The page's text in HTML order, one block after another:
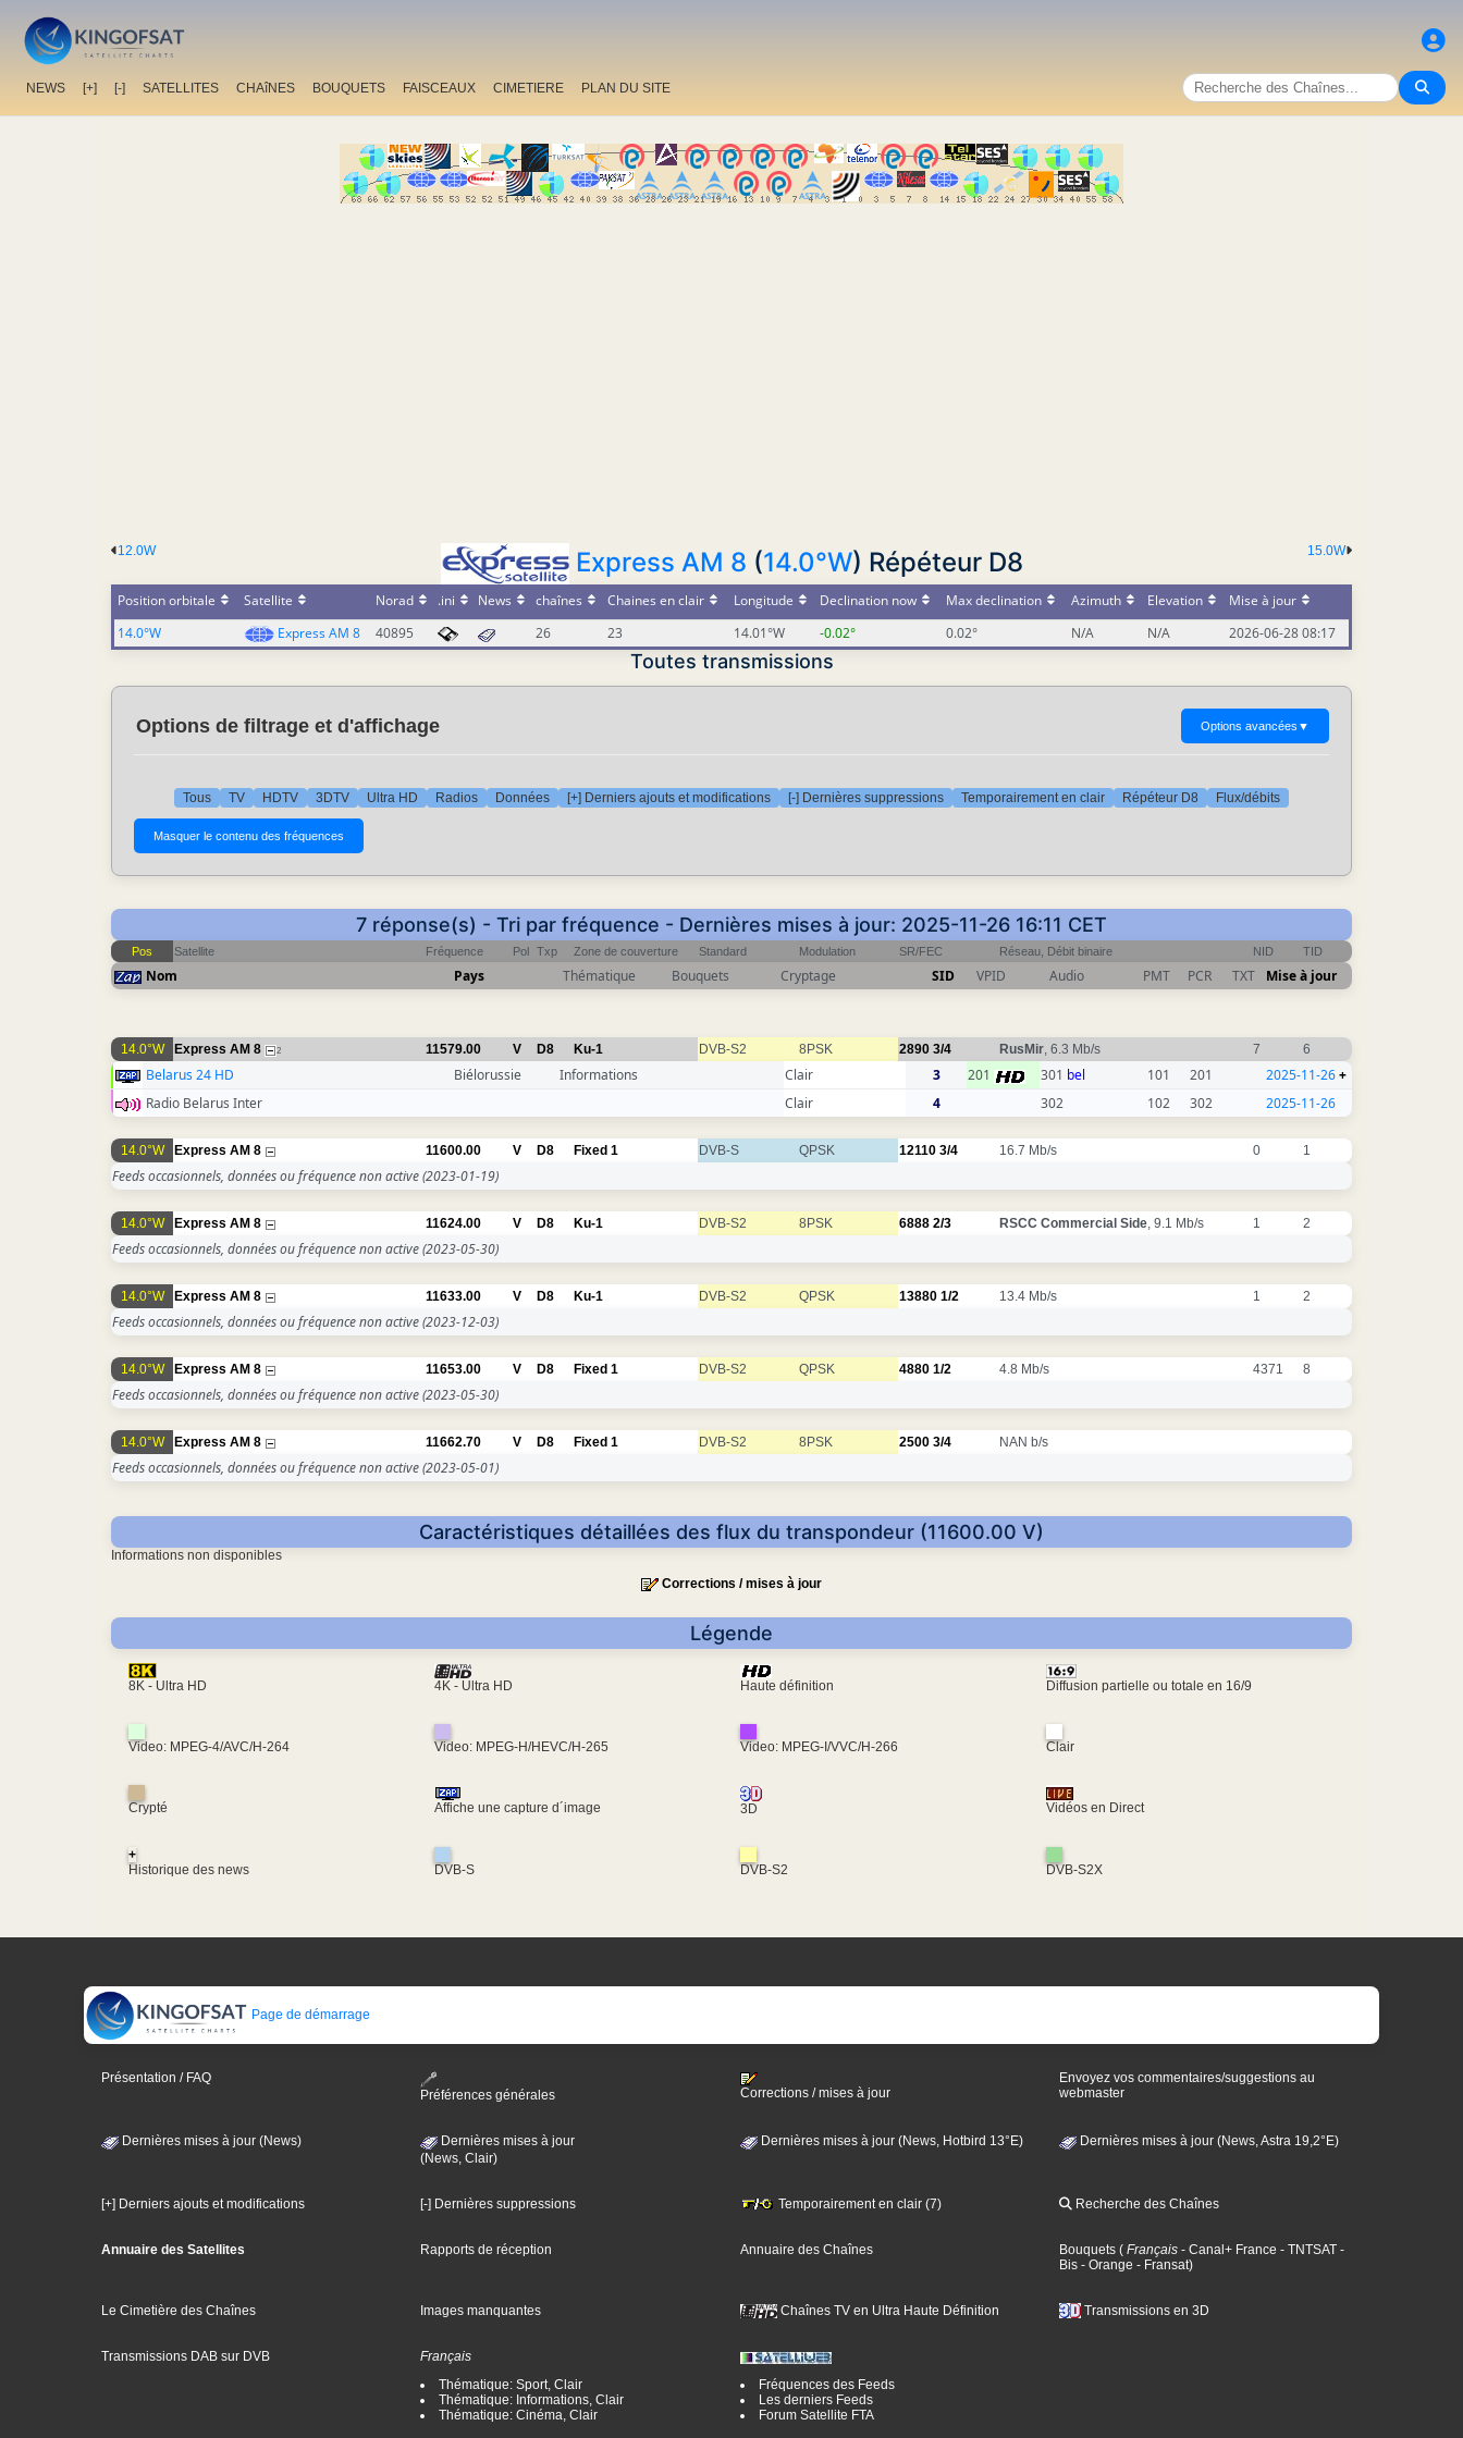
NEWS [+] [-] SATELLITES CHAîNES BOUQUETS FAISCEAUX CIMETIERE PLAN DU SITE
15.0W
12.0W Express AM 8 (14.0°W) Répéteur D8
Position orbitale Satellite Norad .ini News chaînes Chaines en clair Longitude Declination now Max declination Azimuth Elevation
Mise à jour
14.0°W
Express AM 8 40895 26 23 14.01°W -0.02° 0.02° N/A N/A 2026-06-28 08:17
Toutes transmissions
Options de filtrage et d'affichage Options avancées ▼
Tous TV HDTV 3DTV Ultra HD Radios Données [+] Derniers ajouts et modifications [-] Dernières suppressions Temporairement en clair Répéteur D8 Flux/débits
7 réponse(s) - Tri par fréquence - Dernières mises à jour: 2025-11-26 16:11 CET
Pos Satellite Fréquence Pol Txp Zone de couverture Standard Modulation SR/FEC Réseau, Débit binaire NID TID
Nom Pays Thématique Bouquets Cryptage SID VPID Audio PMT PCR TXT Mise à jour
14.0°W Express AM 8 2 11579.00 V D8 Ku-1 DVB-S2 8PSK 2890 3/4 RusMir, 6.3 Mb/s 7 6
Belarus 24 HD Biélorussie Informations Clair 3 201 301 bel 101 201 2025-11-26+
Radio Belarus Inter
Clair 4 302 102 302 2025-11-26
14.0°W Express AM 8 11600.00 V D8 Fixed 1 DVB-S QPSK 12110 3/4 16.7 Mb/s 0 1
Feeds occasionnels, données ou fréquence non active(2023-01-19)
14.0°W Express AM 8 11624.00 V D8 Ku-1 DVB-S2 8PSK 6888 2/3 RSCC Commercial Side, 9.1 Mb/s 1 2
Feeds occasionnels, données ou fréquence non active(2023-05-30)
14.0°W Express AM 8 11633.00 V D8 Ku-1 DVB-S2 QPSK 13880 1/2 13.4 Mb/s 1 2
Feeds occasionnels, données ou fréquence non active(2023-12-03)
14.0°W Express AM 8 11653.00 V D8 Fixed 1 DVB-S2 QPSK 4880 1/2 4.8 Mb/s 4371 8
Feeds occasionnels, données ou fréquence non active(2023-05-30)
14.0°W Express AM 8 11662.70 V D8 Fixed 1 DVB-S2 8PSK 2500 3/4 NAN b/s
Feeds occasionnels, données ou fréquence non active(2023-05-01)
Caractéristiques détaillées des flux du transpondeur (11600.00 V)
Informations non disponibles
Corrections / mises à jour
Légende
8K - Ultra HD 4K - Ultra HD Haute définition Diffusion partielle ou totale en 16/9
Video: MPEG-4/AVC/H-264 Video: MPEG-H/HEVC/H-265 Video: MPEG-I/VVC/H-266 Clair
Crypté Affiche une capture d´image 3D Vidéos en Direct
+
Historique des news
DVB-S DVB-S2 DVB-S2X
Page de démarrage
Présentation / FAQ
Préférences générales
Corrections / mises à jour
Envoyez vos commentaires/suggestions au
webmaster
Dernières mises à jour (News)
Dernières mises à jour
(News, Clair)
Dernières mises à jour (News, Hotbird 13°E) Dernières mises à jour (News, Astra 19,2°E)
[+] Derniers ajouts et modifications [-] Dernières suppressions Temporairement en clair (7) Recherche des Chaînes
Annuaire des Satellites Rapports de réception Annuaire des Chaînes Bouquets ( Français - Canal+ France - TNTSAT -
Bis - Orange - Fransat)
Le Cimetière des Chaînes Images manquantes Chaînes TV en Ultra Haute Définition Transmissions en 3D
Transmissions DAB sur DVB
Français
Thématique: Sport, Clair
Thématique: Informations, Clair
Thématique: Cinéma, Clair
Fréquences des Feeds
Les derniers Feeds
Forum Satellite FTA